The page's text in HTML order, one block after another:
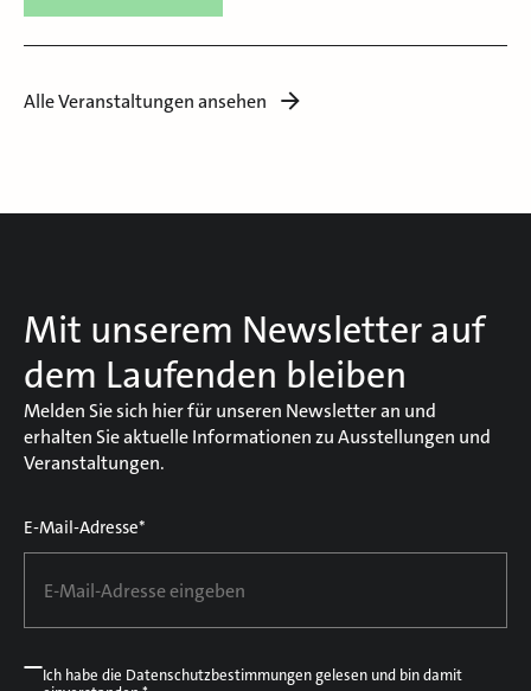
Alle Veranstaltungen ansehen
Mit unserem Newsletter auf
dem Laufenden bleiben
Melden Sie sich hier für unseren Newsletter an und
erhalten Sie aktuelle Informationen zu Ausstellungen und
Veranstaltungen.
E-Mail-Adresse*
Ich habe die Datenschutzbestimmungengelesen und bin damit